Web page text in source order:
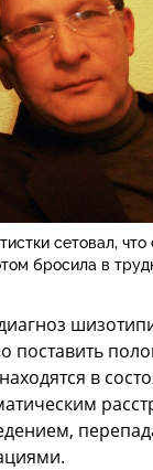
сетовал, что
бросила в
поставить
в